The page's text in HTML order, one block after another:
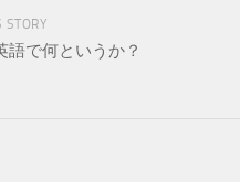
STORY
語で何というか？